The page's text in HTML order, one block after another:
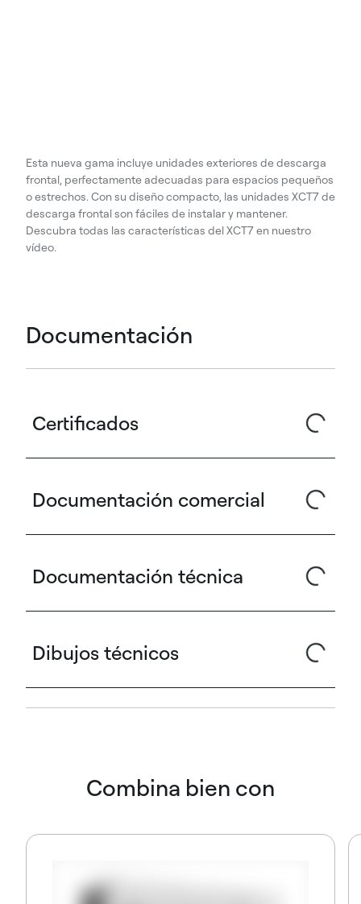
Esta nueva gama incluye unidades exteriores de descarga
frontal, perfectamente adecuadas para espacios pequeños
o estrechos. Con su diseño compacto, las unidades XCT7 de
descarga frontal son fáciles de instalar y mantener.
Descubra todas las características del XCT7 en nuestro
vídeo.
Documentación
Certificados
Documentación comercial
Documentación técnica
Dibujos técnicos
Combina bien con